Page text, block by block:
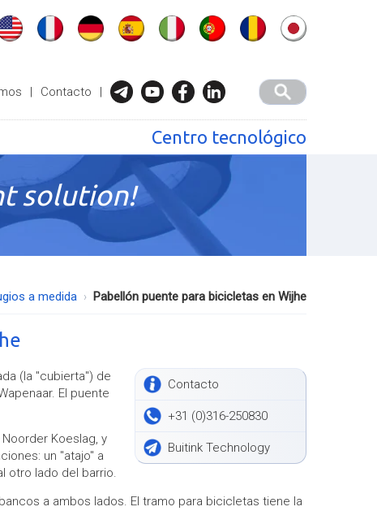
| Contacto |
Centro tecnológico
solution!
a medida Pabellón puente para bicicletas en Wijhe
Contacto
+31 (0)316-250830
Buitink Technology
(la ''cubierta'') de
El puente
Koeslag, y
un ''atajo'' a
otro lado del barrio.
a ambos lados. El tramo para bicicletas tiene la